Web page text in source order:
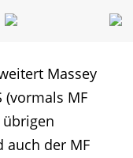
Massey
(vormals MF
übrigen
auch der MF